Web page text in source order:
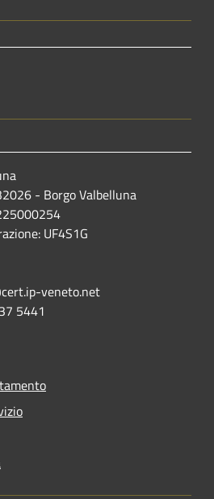
- Borgo Valbelluna
UF4S1G
veneto.net
5441